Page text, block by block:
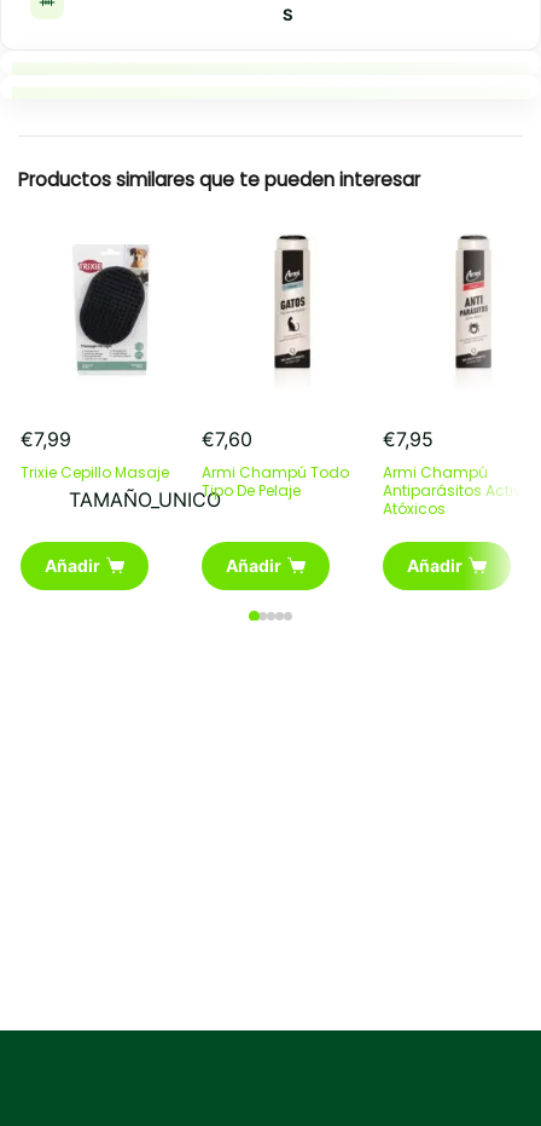
S
Productos similares que te pueden interesar
€7,99
Trixie Cepillo Masaje
TAMAÑO_UNICO
Añadir
€7,60
Armi Champú Todo
Tipo De Pelaje
Añadir
€7,95
Armi Champú
Antiparásitos Activos
Atóxicos
Añadir